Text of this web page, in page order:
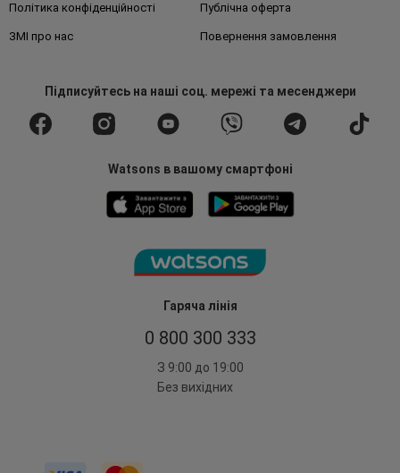
Гаряча лінія
0 800 300 333
З 9:00 до 19:00
Без вихідних
Політика конфіденційності Публічна оферта
ЗМІ про нас Повернення замовлення
Підписуйтесьна наші соц. мережі та месенджери
Watsons в вашому смартфоні